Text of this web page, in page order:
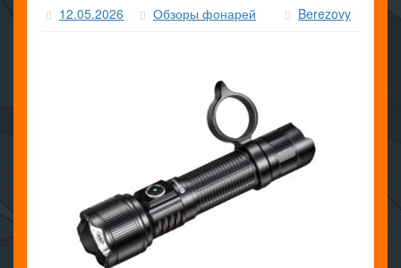
12.05.2026 Обзоры фонарей Berezovy